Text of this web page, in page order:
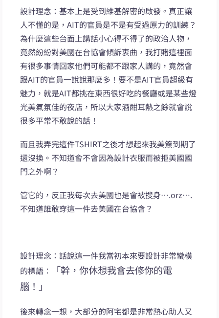
設計理念：基本上是受到維基解密的啟發。真正讓
人不懂的是，AIT的官員是不是有受過原力的訓練？
為什麼這些台面上講話小心得不得了的政治人物，
竟然紛紛對美國在台協會傾訴衷曲，我打賭這裡面
有很多事情回家他們可能都不跟家人講的，竟然會
跟AIT的官員一說說那麼多！要不是AIT官員超級有
魅力，就是AIT都挑在東西很好吃的餐廳或是某些燈
光美氣氛佳的夜店，所以大家酒酣耳熱之餘就會說
很多平常不敢說的話！
而且我弄完這件TSHIRT之後才想起來我美簽到期了
還沒換。不知道會不會因為設計衣服而被拒美國國
門之外啊？
管它的，反正我每次去美國也是會被搜身….orz….
不知道誰敢穿這一件去美國在台協會？
設計理念：話說這一件我當初本來要設計非常蠻橫
的標語：
「幹，你休想我會去修你的電
腦！」
後來轉念一想，大部分的阿宅都是非常熱心助人又